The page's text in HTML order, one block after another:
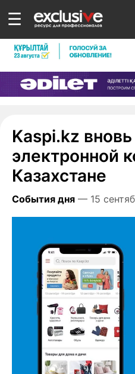
☰
Kaspi.kz
электронной
Казахстане
События дня — 15